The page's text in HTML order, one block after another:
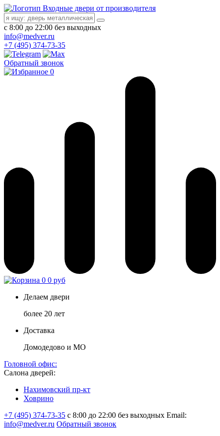
Входные двери от производителя
с 8:00 до 22:00 без выходных
info@medver.ru
+7 (495) 374-73-35
Обратный звонок
0
0 0 руб
Делаем двери
более 20 лет
Доставка
Домодедово и МО
Головной офис:
Салона дверей:
Нахимовский пр-кт
Ховрино
+7 (495) 374-73-35 с 8:00 до 22:00 без выходных Email:
info@medver.ru Обратный звонок